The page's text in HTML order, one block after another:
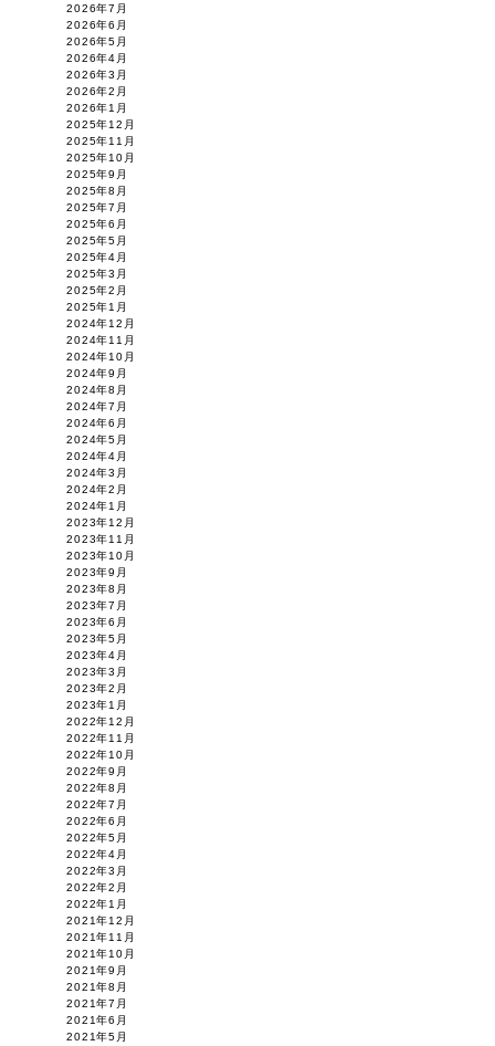
2026年7月
2026年6月
2026年5月
2026年4月
2026年3月
2026年2月
2026年1月
2025年12月
2025年11月
2025年10月
2025年9月
2025年8月
2025年7月
2025年6月
2025年5月
2025年4月
2025年3月
2025年2月
2025年1月
2024年12月
2024年11月
2024年10月
2024年9月
2024年8月
2024年7月
2024年6月
2024年5月
2024年4月
2024年3月
2024年2月
2024年1月
2023年12月
2023年11月
2023年10月
2023年9月
2023年8月
2023年7月
2023年6月
2023年5月
2023年4月
2023年3月
2023年2月
2023年1月
2022年12月
2022年11月
2022年10月
2022年9月
2022年8月
2022年7月
2022年6月
2022年5月
2022年4月
2022年3月
2022年2月
2022年1月
2021年12月
2021年11月
2021年10月
2021年9月
2021年8月
2021年7月
2021年6月
2021年5月